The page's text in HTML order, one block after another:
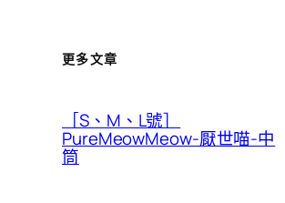
更多文章
［S、M、L號］
PureMeowMeow-厭世喵-中
筒